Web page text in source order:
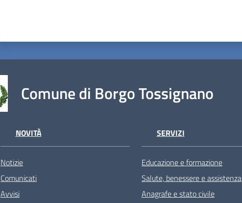
Comune di Borgo Tossignano
NOVITÀ
Notizie
Comunicati
Avvisi
SERVIZI
Educazione e formazione
Salute, benessere e assistenza
Anagrafe e stato civile